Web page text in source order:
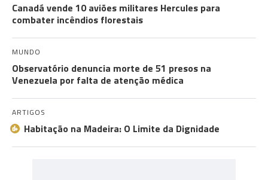
Canadá vende 10 aviões militares Hercules para
combater incêndios florestais
MUNDO
Observatório denuncia morte de 51 presos na
Venezuela por falta de atenção médica
ARTIGOS
Habitação na Madeira: O Limite da Dignidade